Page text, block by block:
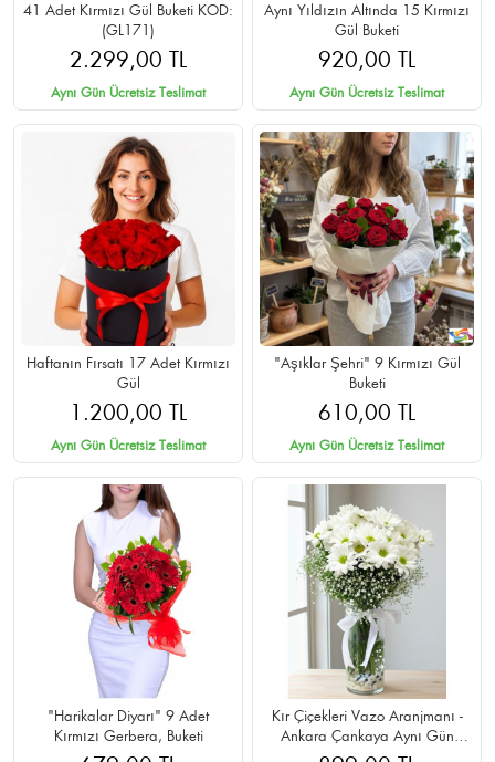
41 Adet Kırmızı Gül Buketi KOD:
(GL171)
2.299,00 TL
Aynı Gün Ücretsiz Teslimat
Aynı Yıldızın Altında 15 Kırmızı
Gül Buketi
920,00 TL
Aynı Gün Ücretsiz Teslimat
Haftanın Fırsatı 17 Adet Kırmızı
Gül
1.200,00 TL
Aynı Gün Ücretsiz Teslimat
"Aşıklar Şehri" 9 Kırmızı Gül
Buketi
610,00 TL
Aynı Gün Ücretsiz Teslimat
"Harikalar Diyarı" 9 Adet
Kırmızı Gerbera, Buketi
Kır Çiçekleri Vazo Aranjmanı -
Ankara Çankaya Aynı Gün
Teslim